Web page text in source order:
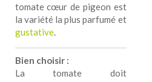
tomate cœur de pigeon est
la variété la plus parfumé et
gustative.
Bien choisir :
La tomate doit